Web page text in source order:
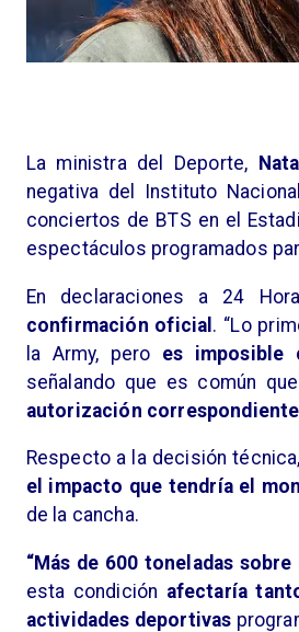
La ministra del Deporte,
negativa del Instituto
conciertos de BTS en el
espectáculos programados
En declaraciones a 24
confirmación oficial . “Lo
la Army, pero es imposible
señalando que es común
autorización
Respecto a la decisión
el impacto que tendría el
de la cancha.
“Más de 600 toneladas
esta condición afectaría
actividades deportivas